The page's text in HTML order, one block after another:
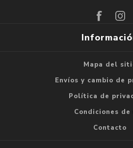
Mapa del
Envíos y cambio de
Política de
Condiciones de
Contacto